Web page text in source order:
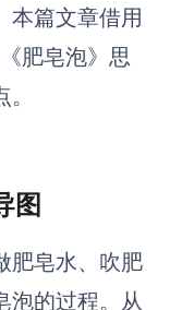
本篇文章借用
肥皂泡》思
图
肥皂水、吹肥
泡的过程。从